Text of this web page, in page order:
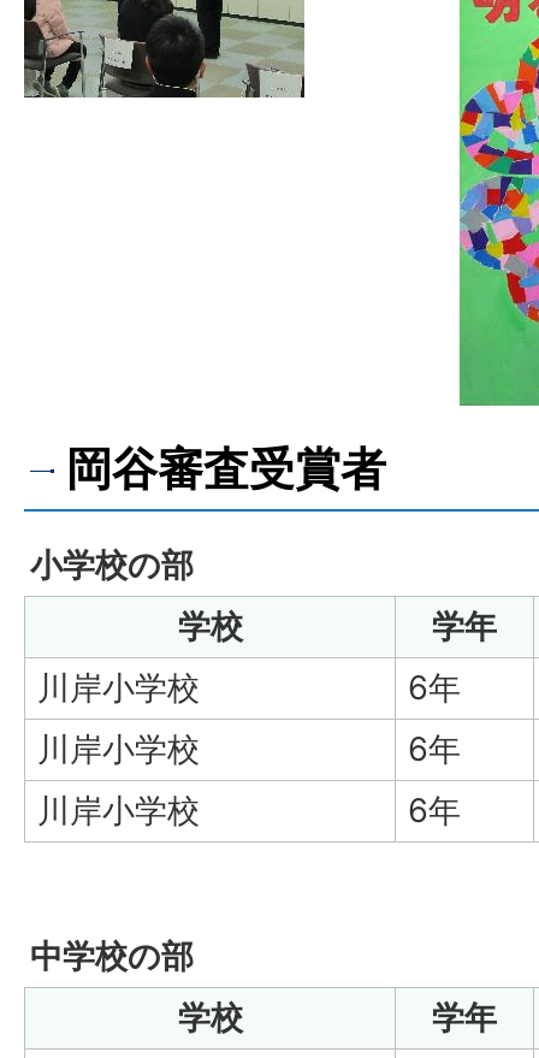
岡谷審査受賞者
小学校の部
学校
学年
川岸小学校
6年
川岸小学校
6年
川岸小学校
6年
中学校の部
学校
学年